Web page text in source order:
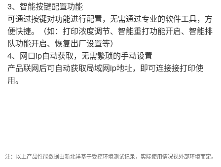
3、智能按键配置功能
可通过按键对功能进行配置，无需通过专业的软件工具，方
便快捷。（如：打印浓度调节、智能重打功能开启、智能排
队功能开启、恢复出厂设置等）
4、网口ip自动获取，无需繁琐的手动设置
产品联网后可自动获取局域网ip地址，即可连接接打印使
用。
注：以上产品性能数据由新北洋基于受控环境测试记录，实际使用情况视外部环境而定。